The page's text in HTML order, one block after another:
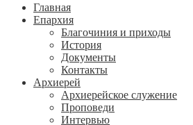
Главная
Епархия
Благочиния и приходы
История
Документы
Контакты
Архиерей
Архиерейское служение
Проповеди
Интервью